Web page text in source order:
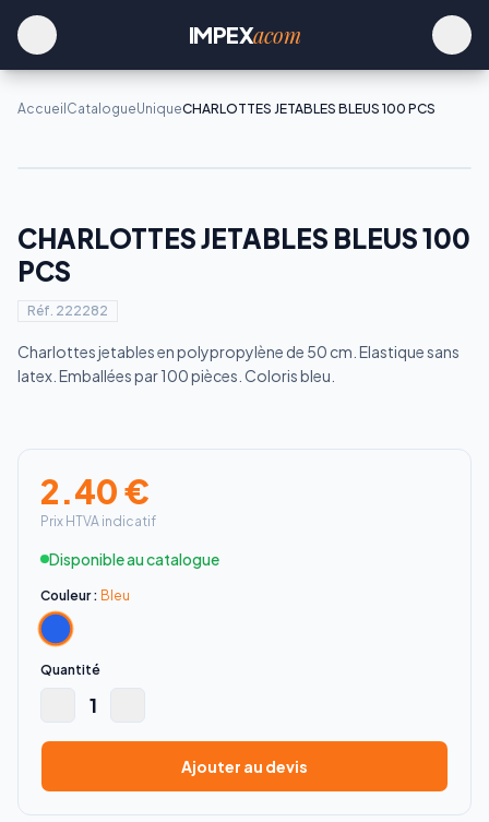
IMPEXacom
Accueil CatalogueUniqueCHARLOTTES JETABLES BLEUS 100 PCS
CHARLOTTES JETABLES BLEUS 100
PCS
Réf. 222282
Charlottes jetables en polypropylène de 50 cm. Elastique sans
latex. Emballées par 100 pièces. Coloris bleu.
2.40€
Prix HTVA indicatif
Disponible au catalogue
Couleur : Bleu
Quantité
1
Ajouter au devis